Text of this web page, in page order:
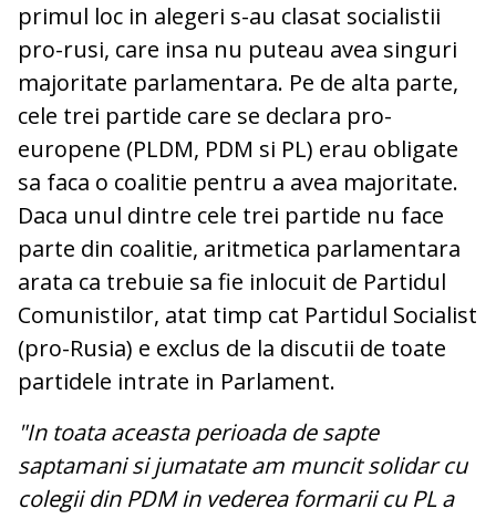
primul loc in alegeri s-au clasat socialistii
pro-rusi, care insa nu puteau avea singuri
majoritate parlamentara. Pe de alta parte,
cele trei partide care se declara pro-
europene (PLDM, PDM si PL) erau obligate
sa faca o coalitie pentru a avea majoritate.
Daca unul dintre cele trei partide nu face
parte din coalitie, aritmetica parlamentara
arata ca trebuie sa fie inlocuit de Partidul
Comunistilor, atat timp cat Partidul Socialist
(pro-Rusia) e exclus de la discutii de toate
partidele intrate in Parlament.
"In toata aceasta perioada de sapte
saptamani si jumatate am muncit solidar cu
colegii din PDM in vederea formarii cu PL a